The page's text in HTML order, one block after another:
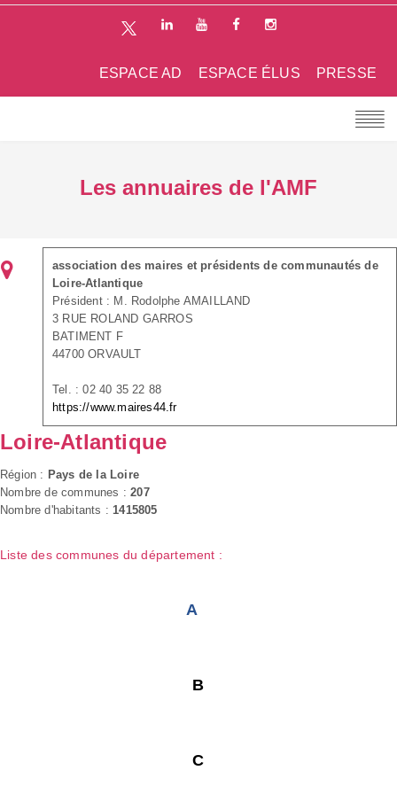
PRESSE
ESPACE ÉLUS
ESPACE AD
Les annuaires de l'AMF
association des maires et présidents de communautés de
Loire-Atlantique
Président : M. Rodolphe AMAILLAND
3 RUE ROLAND GARROS
BATIMENT F
44700 ORVAULT
Tel. : 02 40 35 22 88
https://www.maires44.fr
Loire-Atlantique
Région : Pays de la Loire
Nombre de communes :207
Nombre d'habitants : 1415805
Liste des communes du département :
A
B
C